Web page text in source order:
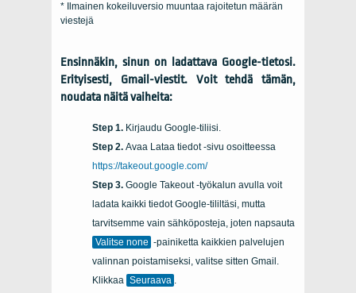
* Ilmainen kokeiluversio muuntaa rajoitetun määrän
viestejä
Ensinnäkin, sinun on ladattava Google-tietosi.
Erityisesti, Gmail-viestit. Voit tehdä tämän,
noudata näitä vaiheita:
Kirjaudu Google-tiliisi.
Avaa Lataa tiedot -sivu osoitteessa
https://takeout.google.com/
Google Takeout -työkalun avulla voit
ladata kaikki tiedot Google-tililtäsi, mutta
tarvitsemme vain sähköposteja, joten napsauta
Valitse none -painiketta kaikkien palvelujen
valinnan poistamiseksi, valitse sitten Gmail.
Klikkaa Seuraava .